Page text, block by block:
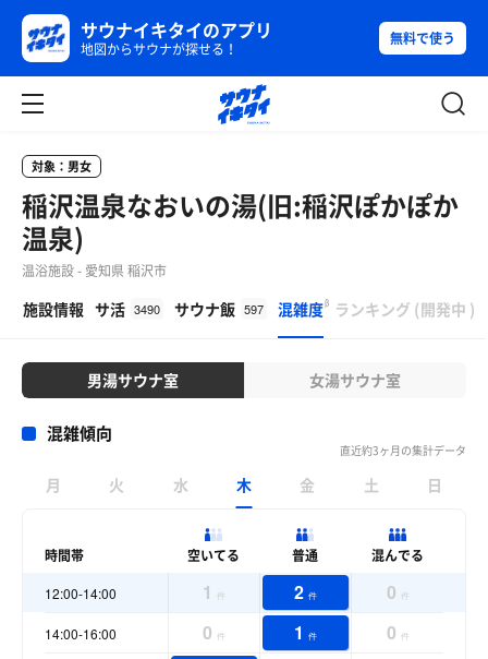
サウナイキタイのアプリ
地図からサウナが探せる！
無料で使う
対象：男女
稲沢温泉なおいの湯(旧:稲沢ぽかぽか
温泉)
温浴施設 - 愛知県 稲沢市
施設情報 サ活 3490 サウナ飯 597 混雑度β ランキング (開発中 )
男湯サウナ室 女湯サウナ室
混雑傾向
直近約3ヶ月の集計データ
月 火 水 木 金 土 日
時間帯 空いてる 普通 混んでる
12:00-14:00 1 件 2 件 0 件
14:00-16:00 0 件 1 件 0 件